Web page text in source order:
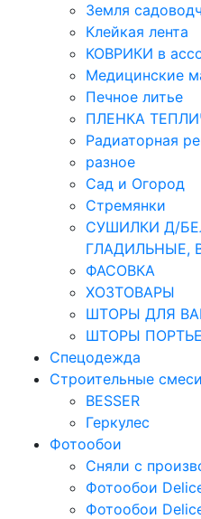
Земля
Клейкая лента
КОВРИКИ в
Медицинские
Печное литье
ПЛЕНКА
Радиаторная
разное
Сад и Огород
Стремянки
СУШИЛКИ Д/
ГЛАДИЛЬНЫЕ,
ФАСОВКА
ХОЗТОВАРЫ
ШТОРЫ ДЛЯ
ШТОРЫ
Спецодежда
Строительные смеси
BESSER
Геркулес
Фотообои
Сняли с
Фотообои
Фотообои